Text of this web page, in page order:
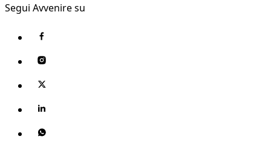
Segui Avvenire su